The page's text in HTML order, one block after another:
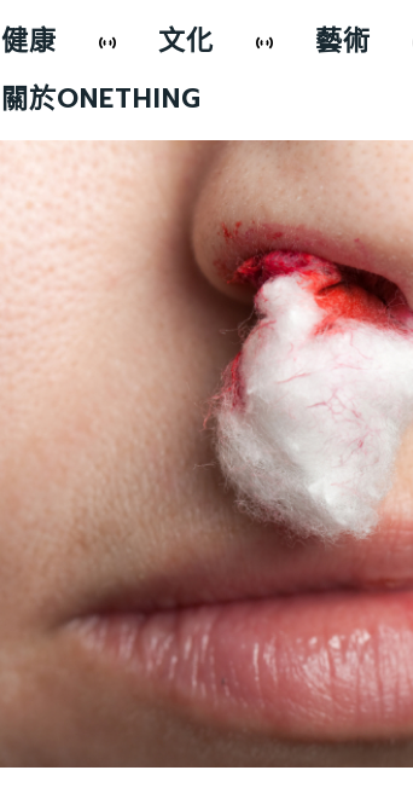
健康 文化 藝術
關於ONETHING